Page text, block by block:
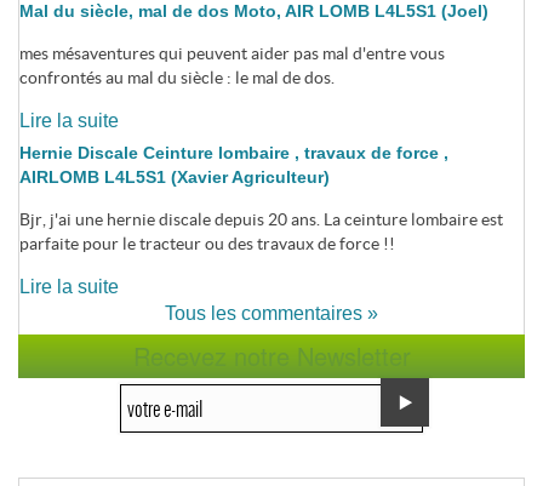
Mal du siècle, mal de dos Moto, AIR LOMB L4L5S1 (Joel)
mes mésaventures qui peuvent aider pas mal d'entre vous
confrontés au mal du siècle : le mal de dos.
Lire la suite
Hernie Discale Ceinture lombaire , travaux de force ,
AIRLOMB L4L5S1 (Xavier Agriculteur)
Bjr, j'ai une hernie discale depuis 20 ans. La ceinture lombaire est
parfaite pour le tracteur ou des travaux de force !!
Lire la suite
Tous les commentaires »
Recevez notre Newsletter